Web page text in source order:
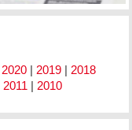
2020| 2019| 2018
2011 | 2010